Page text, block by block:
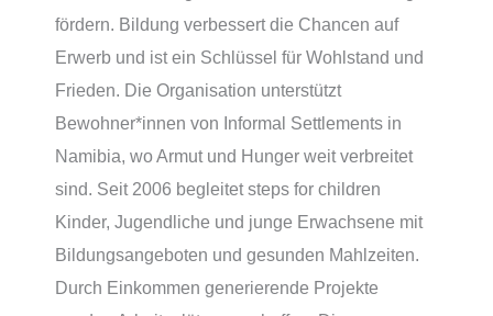
fördern. Bildung verbessert die Chancen auf
Erwerb und ist ein Schlüssel für Wohlstand und
Frieden. Die Organisation unterstützt
Bewohner*innen von Informal Settlements in
Namibia, wo Armut und Hunger weit verbreitet
sind. Seit 2006 begleitet steps for children
Kinder, Jugendliche und junge Erwachsene mit
Bildungsangeboten und gesunden Mahlzeiten.
Durch Einkommen generierende Projekte